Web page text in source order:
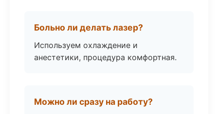
Больно ли делать лазер?
Используем охлаждение и
анестетики, процедура комфортная.
Можно ли сразу на работу?